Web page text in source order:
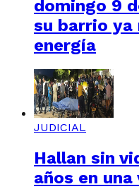
domingo 9
su barrio ya
energía
JUDICIAL
Hallan sin
años en